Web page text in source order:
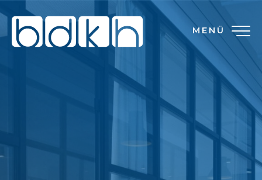
MENÜ